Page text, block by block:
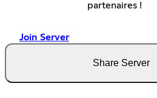
partenaires !
Join Server
Share Server